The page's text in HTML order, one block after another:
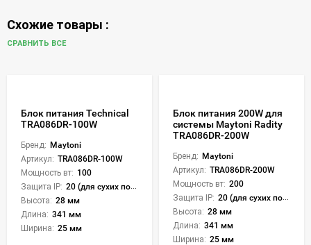
Схожие товары :
СРАВНИТЬ ВСЕ
Блок питания Technical
TRA086DR-100W
Бренд: Maytoni
Артикул: TRA086DR-100W
Мощность вт: 100
Защита IP: 20 (для сухих пом.)
Высота: 28 мм
Длина: 341 мм
Ширина: 25 мм
Блок питания 200W для
системы Maytoni Radity
TRA086DR-200W
Бренд: Maytoni
Артикул: TRA086DR-200W
Мощность вт: 200
Защита IP: 20 (для сухих пом.)
Высота: 28 мм
Длина: 341 мм
Ширина: 25 мм